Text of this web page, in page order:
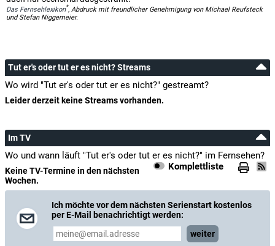
Das Fernsehlexikon*, Abdruck mit freundlicher Genehmigung von Michael Reufsteck
und Stefan Niggemeier.
Tut er's oder tut er es nicht? Streams
Wo wird "Tut er's oder tut er es nicht?" gestreamt?
Leider derzeit keine Streams vorhanden.
Im TV
Wo und wann läuft "Tut er's oder tut er es nicht?" im Fernsehen?
Komplettliste
Keine TV-Termine in den nächsten
Wochen.
Ich möchte vor dem nächsten Serienstart kostenlos
per E-Mail benachrichtigt werden:
weiter